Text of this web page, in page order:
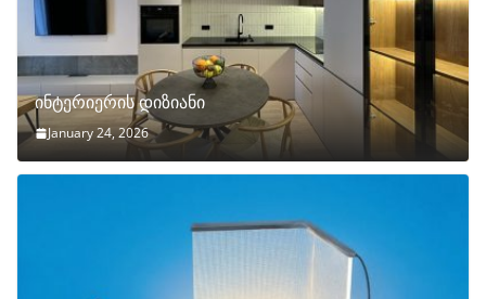
ინტერიერის დიზიანი
January 24, 2026